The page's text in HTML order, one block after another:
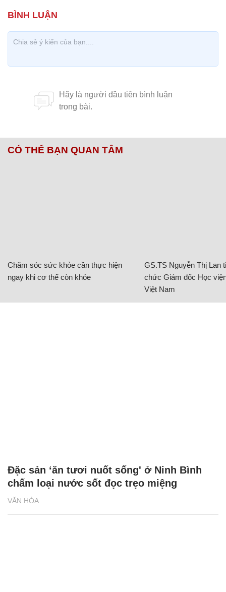
CÓ THỂ BẠN QUAN TÂM
Chăm sóc sức khỏe cần thực hiện
ngay khi cơ thể còn khỏe
GS.TS Nguyễn Thị Lan
chức Giám đốc Học
Việt Nam
VĂN HÓA
Đặc sản ‘ăn tươi nuốt sống' ở Ninh Bình
chấm loại nước sốt đọc trẹo miệng